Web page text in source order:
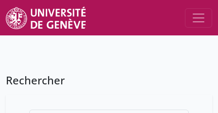
Rechercher